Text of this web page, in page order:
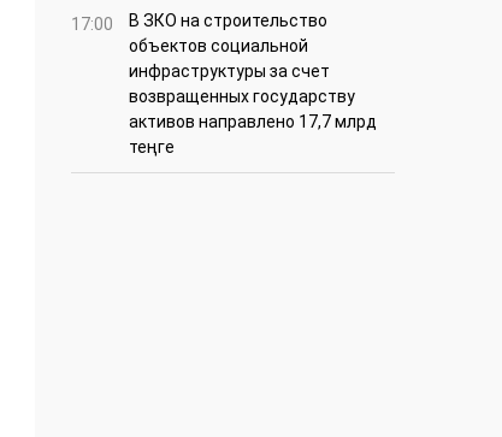
17:00
В ЗКО на строительство
объектов социальной
инфраструктуры за счет
возвращенных государству
активов направлено 17,7 млрд
теңге